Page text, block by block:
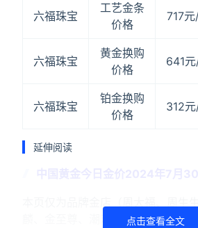
六福珠宝
工艺金条
价格
717
六福珠宝
黄金换购
价格
641
六福珠宝
铂金换购
价格
312
延伸阅读
麟、金至尊、潮宏基、老凤祥、老
点击查看全文